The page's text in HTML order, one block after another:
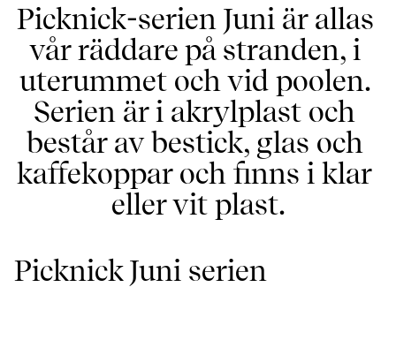
Picknick-serien Juni är allas
vår räddare på stranden, i
uterummet och vid poolen.
Serien är i akrylplast och
består av bestick, glas och
kaffekoppar och finns i klar
eller vit plast.
Picknick Juni serien